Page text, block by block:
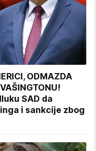
ODMAZDA
SAD da
i sankcije zbog